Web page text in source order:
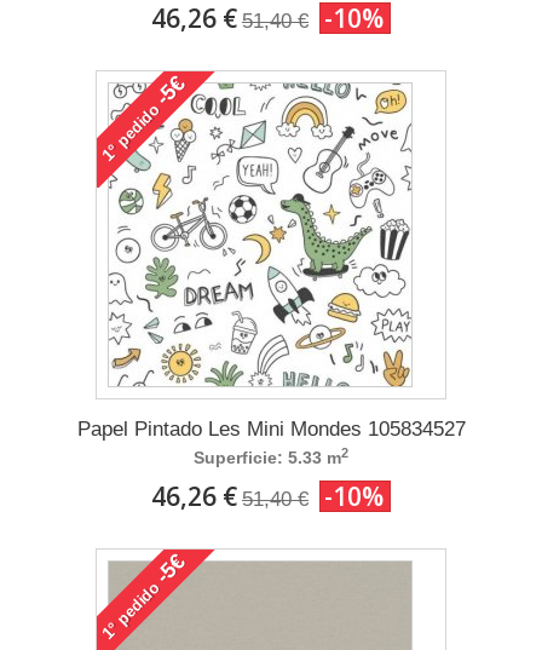
46,26 € 51,40 € -10%
1°
pedido
-5€
Papel Pintado Les Mini Mondes 105834527
Superficie: 5.33 m2
46,26 € 51,40 € -10%
1°
pedido
-5€